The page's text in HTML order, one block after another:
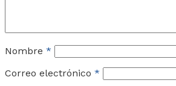
Nombre *
Correo electrónico *